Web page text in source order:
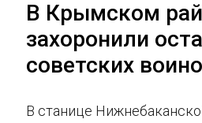
В Крымском
захоронили
советских
В станице